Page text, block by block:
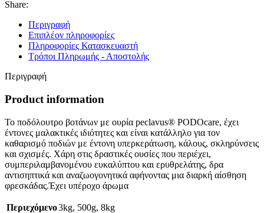
Share:
Περιγραφή
Επιπλέον πληροφορίες
Πληροφορίες Κατασκευαστή
Τρόποι Πληρωμής - Αποστολής
Περιγραφή
Product information
Το ποδόλουτρο βοτάνων με ουρία peclavus® PODOcare, έχει
έντονες μαλακτικές ιδιότητες και είναι κατάλληλο για τον
καθαρισμό ποδιών με έντονη υπερκεράτωση, κάλους, σκληρύνσεις
και σχισμές. Χάρη στις δραστικές ουσίες που περιέχει,
συμπεριλαμβανομένου ευκαλύπτου και ερυθρελάτης, δρα
αντισηπτικά και αναζωογονητικά αφήνοντας μια διαρκή αίσθηση
φρεσκάδας.Έχει υπέροχο άρωμα
Περιεχόμενο3kg, 500g, 8kg